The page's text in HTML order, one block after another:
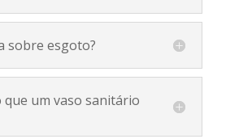
sobre esgoto?
que um vaso sanitário